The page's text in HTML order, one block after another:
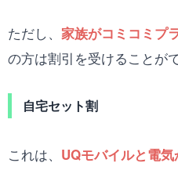
ただし、 家族がコミコミプ
の方は割引を受けることが
自宅セット割
これは、 UQモバイルと電